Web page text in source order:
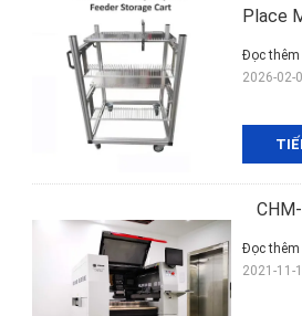
Place
Đọc thêm
2026-02-
Đọc thêm
2021-11-